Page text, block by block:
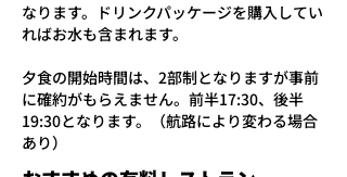
なります。ドリンクパッケージを購入してい
ればお水も含まれます。
夕食の開始時間は、2部制となりますが事前
に確約がもらえません。前半17:30、後半
19:30となります。（航路により変わる場合
あり）